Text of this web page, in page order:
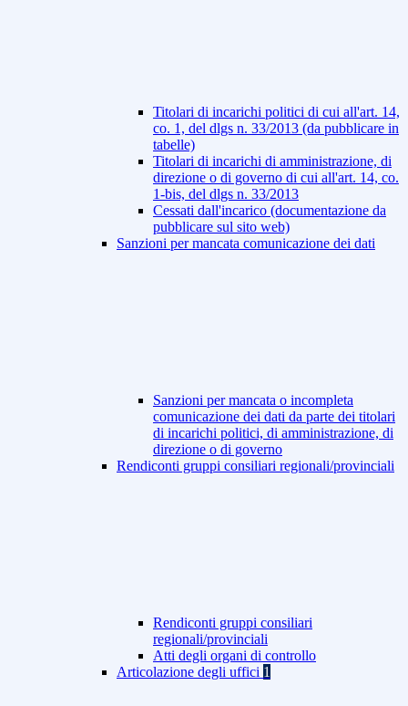
Titolari di incarichi politici di cui all'art. 14,
co. 1, del dlgs n. 33/2013 (da pubblicare in
tabelle)
Titolari di incarichi di amministrazione, di
direzione o di governo di cui all'art. 14, co.
1-bis, del dlgs n. 33/2013
Cessati dall'incarico (documentazione da
pubblicare sul sito web)
Sanzioni per mancata comunicazione dei dati
Sanzioni per mancata o incompleta
comunicazione dei dati da parte dei titolari
di incarichi politici, di amministrazione, di
direzione o di governo
Rendiconti gruppi consiliari regionali/provinciali
Rendiconti gruppi consiliari
regionali/provinciali
Atti degli organi di controllo
Articolazione degli uffici 1